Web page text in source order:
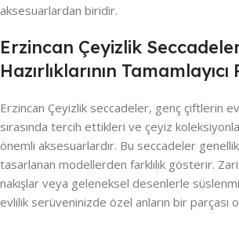
aksesuarlardan biridir.
Erzincan Çeyizlik
Hazırlıklarının
Erzincan Çeyizlik seccadeler, genç çiftlerin
sırasında tercih ettikleri ve çeyiz
önemli aksesuarlardır. Bu seccadeler
tasarlanan modellerden farklılık gösterir.
nakışlar veya geleneksel desenlerle
evlilik serüveninizde özel anların bir parçası